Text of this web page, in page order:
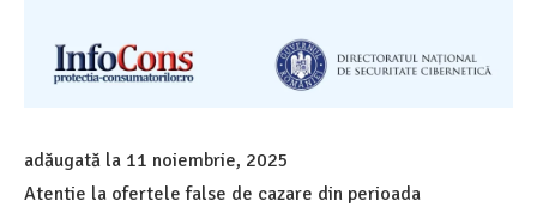
adăugată la 11 noiembrie, 2025
Atentie la ofertele false de cazare din perioada